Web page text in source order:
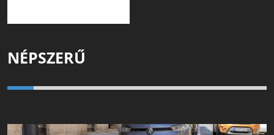
NÉPSZERŰ